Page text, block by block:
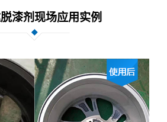
漆剂现场应用实例